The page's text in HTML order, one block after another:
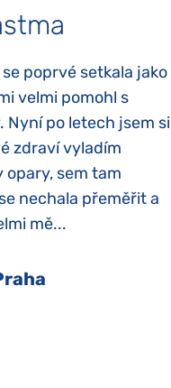
poprvé setkala jako
velmi pomohl s
Nyní po letech jsem si
zdraví vyladím
opary, sem tam
nechala přeměřit a
mě...